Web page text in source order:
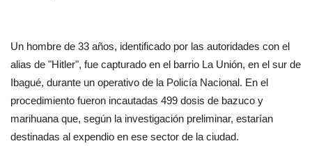
Un hombre de 33 años, identificado por las autoridades con el
alias de "Hitler", fue capturado en el barrio La Unión, en el sur de
Ibagué, durante un operativo de la Policía Nacional. En el
procedimiento fueron incautadas 499 dosis de bazuco y
marihuana que, según la investigación preliminar, estarían
destinadas al expendio en ese sector de la ciudad.